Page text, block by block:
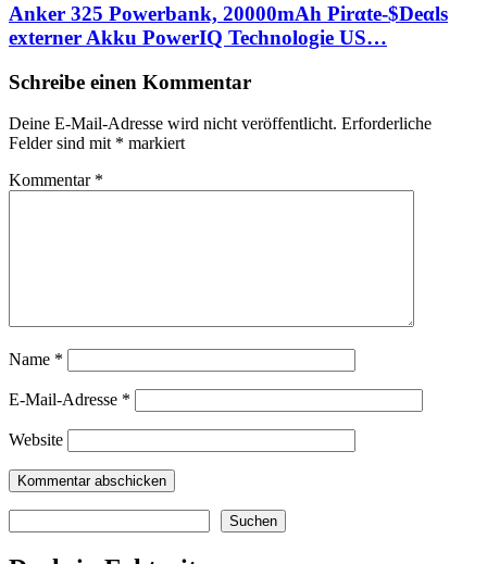
Anker 325 Powerbank, 20000mAh Pirαtе-$Dеαls
externer Akku PowerIQ Technologie US…
Schreibe einen Kommentar
Deine E-Mail-Adresse wird nicht veröffentlicht. Erforderliche
Felder sind mit * markiert
Kommentar *
Name *
E-Mail-Adresse *
Website
Suchen